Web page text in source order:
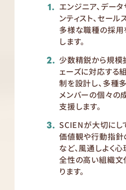
エンジニア、デー
ンティスト、セール
多様な職種の採用
します。
少数精鋭から規模
ェーズに対応する
制を設計し、多種
メンバーの個々の
支援します。
SCIENが大切にし
価値観や行動指針
など、風通しよく
全性の高い組織文
ります。